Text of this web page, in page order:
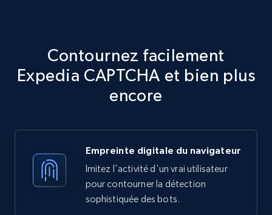
Contournez facilement
Expedia CAPTCHA et bien plus
encore
Empreinte digitale du navigateur
Imitez l'activité d'un vrai utilisateur
pour contourner la détection
sophistiquée des bots.